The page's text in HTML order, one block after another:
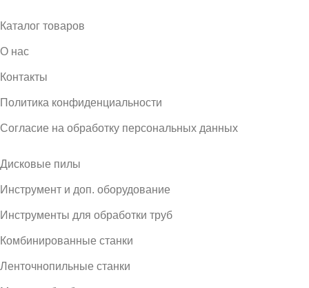
Каталог товаров
О нас
Контакты
Политика конфиденциальности
Согласие на обработку персональных данных
Дисковые пилы
Инструмент и доп. оборудование
Инструменты для обработки труб
Комбинированные станки
Ленточнопильные станки